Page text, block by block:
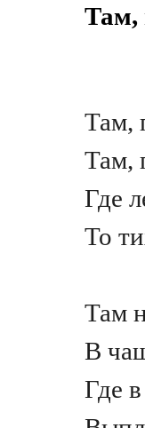
Там,
Там,
Там,
Где
То
Там
В
Где